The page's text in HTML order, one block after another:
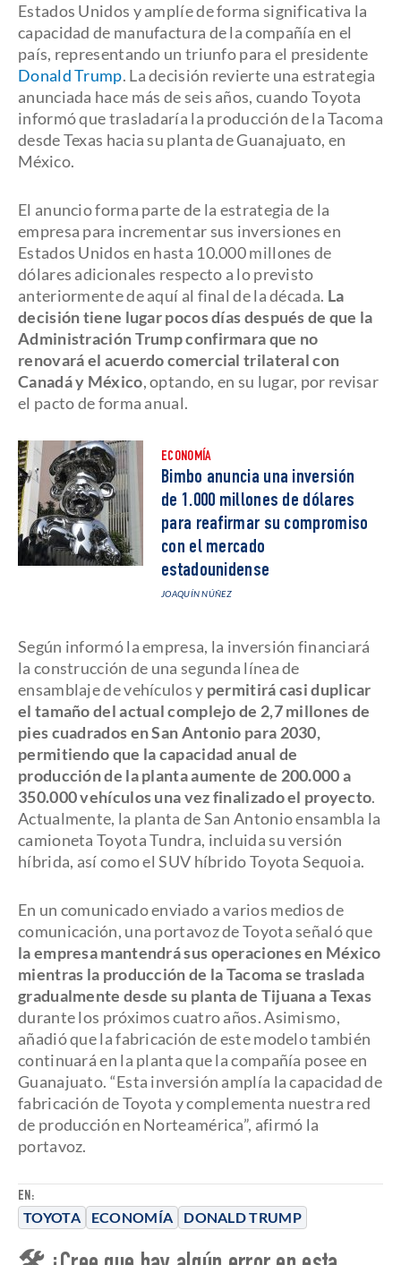
EN:
TOYOTA ECONOMÍA DONALD TRUMP
Estados Unidos y amplíe de forma significativa la
capacidad de manufactura de la compañía en el
país, representando un triunfo para el presidente
Donald Trump. La decisión revierte una estrategia
anunciada hace más de seis años, cuando Toyota
informó que trasladaría la producción de la Tacoma
desde Texas hacia su planta de Guanajuato, en
México.
El anuncio forma parte de la estrategia de la
empresa para incrementar sus inversiones en
Estados Unidos en hasta 10.000 millones de
dólares adicionales respecto a lo previsto
anteriormente de aquí al final de la década. La
decisión tiene lugar pocos días después de que la
Administración Trump confirmara que no
renovará el acuerdo comercial trilateral con
Canadá y México, optando, en su lugar, por revisar
el pacto de forma anual.
ECONOMÍA
Bimbo anuncia una inversión
de 1.000 millones de dólares
para reafirmar su compromiso
con el mercado
estadounidense
JOAQUÍN NÚÑEZ
Según informó la empresa, la inversión financiará
la construcción de una segunda línea de
ensamblaje de vehículos y permitirá casi duplicar
el tamaño del actual complejo de 2,7 millones de
pies cuadrados en San Antonio para 2030,
permitiendo que la capacidad anual de
producción de la planta aumente de 200.000 a
350.000 vehículos una vez finalizado el proyecto.
Actualmente, la planta de San Antonio ensambla la
camioneta Toyota Tundra, incluida su versión
híbrida, así como el SUV híbrido Toyota Sequoia.
En un comunicado enviado a varios medios de
comunicación, una portavoz de Toyota señaló que
la empresa mantendrá sus operaciones en México
mientras la producción de la Tacoma se traslada
gradualmente desde su planta de Tijuana a Texas
durante los próximos cuatro años. Asimismo,
añadió que la fabricación de este modelo también
continuará en la planta que la compañía posee en
Guanajuato. “Esta inversión amplía la capacidad de
fabricación de Toyota y complementa nuestra red
de producción en Norteamérica”, afirmó la
portavoz.